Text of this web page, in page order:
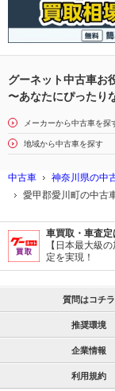
グーネット中古車お
〜あなたにぴったり
メーカーから中古車を探
地域から中古車を探す
中古車 神奈川県の中
愛甲郡愛川町の中古
車買取・車査
【日本最大級
定を実現！
質問はコチラ
推奨環境
企業情報
利用規約